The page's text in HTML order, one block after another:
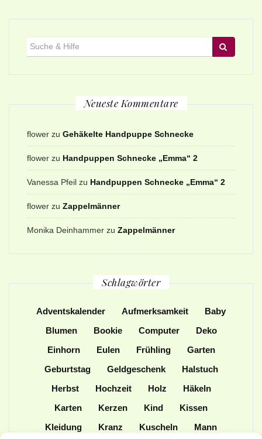
Neueste Kommentare
flower zu Gehäkelte Handpuppe Schnecke
flower zu Handpuppen Schnecke „Emma“ 2
Vanessa Pfeil zu Handpuppen Schnecke „Emma“ 2
flower zu Zappelmänner
Monika Deinhammer zu Zappelmänner
Schlagwörter
Adventskalender Aufmerksamkeit
Baby
Blumen
Bookie Computer
Deko
Einhorn
Eulen Frühling
Garten
Geburtstag
Geldgeschenk
Halstuch
Herbst
Hochzeit Holz
Häkeln
Karten
Kerzen Kind
Kissen
Kleidung
Kranz Kuscheln Mann